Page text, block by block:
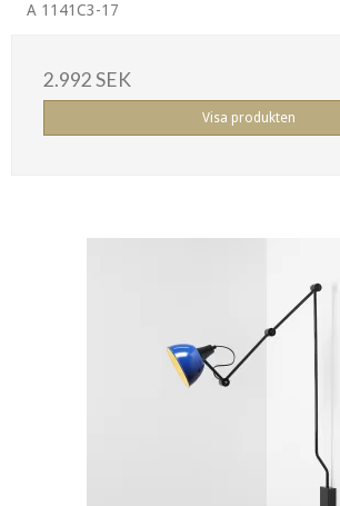
A 1141C3-17
2.992 SEK
Visa produkten